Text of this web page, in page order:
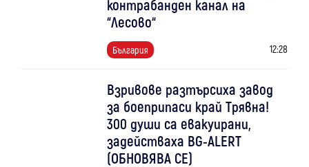
контрабанден канал на
“Лесово“
България 12:28
Взривове разтърсиха завод
за боеприпаси край Трявна!
300 души са евакуирани,
задействаха BG-ALERT
(ОБНОВЯВА СЕ)